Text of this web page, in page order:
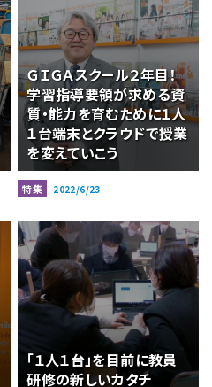
ＧＩＧＡスクール２年目！
学習指導要領が求める資
質・能力を育むために１人
１台端末とクラウドで授業
を変えていこう
特集 2022/6/23
「１人１台」を目前に教員
研修の新しいカタチ